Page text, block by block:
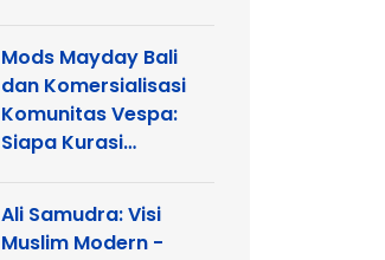
Yerusalem
Mods Mayday Bali
dan Komersialisasi
Komunitas Vespa:
Siapa Kurasi
Ali Samudra: Visi
Muslim Modern -